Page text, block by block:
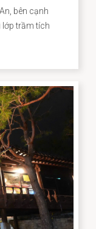
bên cạnh
lớp trầm tích
dân địa
kiểm kê, nhận
các Di sản văn
hệ thống,
cho chiến
bối cảnh